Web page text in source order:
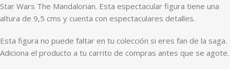
Star Wars The Mandalorian. Esta espectacular figura tiene una
altura de 9,5 cms y cuenta con espectaculares detalles.
Esta figura no puede faltar en tu colección si eres fan de la saga.
Adiciona el producto a tu carrito de compras antes que se agote.